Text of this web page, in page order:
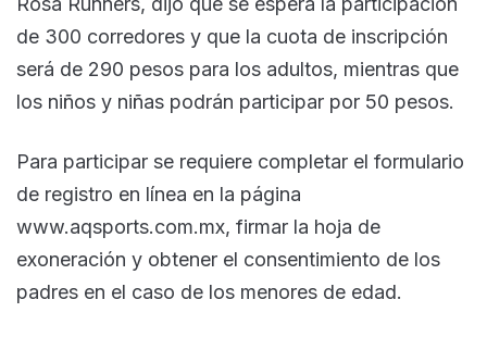
de 300 corredores y que la cuota de inscripción
será de 290 pesos para los adultos, mientras que
los niños y niñas podrán participar por 50 pesos.
Para participar se requiere completar el formulario
de registro en línea en la página
www.aqsports.com.mx, firmar la hoja de
exoneración y obtener el consentimiento de los
padres en el caso de los menores de edad.